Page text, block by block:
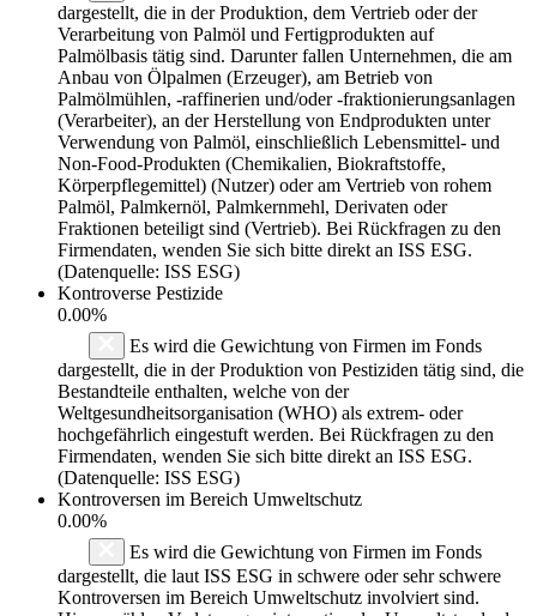
dargestellt, die in der Produktion, dem Vertrieb oder der
Verarbeitung von Palmöl und Fertigprodukten auf
Palmölbasis tätig sind. Darunter fallen Unternehmen, die am
Anbau von Ölpalmen (Erzeuger), am Betrieb von
Palmölmühlen, -raffinerien und/oder -fraktionierungsanlagen
(Verarbeiter), an der Herstellung von Endprodukten unter
Verwendung von Palmöl, einschließlich Lebensmittel- und
Non-Food-Produkten (Chemikalien, Biokraftstoffe,
Körperpflegemittel) (Nutzer) oder am Vertrieb von rohem
Palmöl, Palmkernöl, Palmkernmehl, Derivaten oder
Fraktionen beteiligt sind (Vertrieb). Bei Rückfragen zu den
Firmendaten, wenden Sie sich bitte direkt an ISS ESG.
(Datenquelle: ISS ESG)
Kontroverse Pestizide
0.00%
Es wird die Gewichtung von Firmen im Fonds
dargestellt, die in der Produktion von Pestiziden tätig sind, die
Bestandteile enthalten, welche von der
Weltgesundheitsorganisation (WHO) als extrem- oder
hochgefährlich eingestuft werden. Bei Rückfragen zu den
Firmendaten, wenden Sie sich bitte direkt an ISS ESG.
(Datenquelle: ISS ESG)
Kontroversen im Bereich Umweltschutz
0.00%
Es wird die Gewichtung von Firmen im Fonds
dargestellt, die laut ISS ESG in schwere oder sehr schwere
Kontroversen im Bereich Umweltschutz involviert sind.